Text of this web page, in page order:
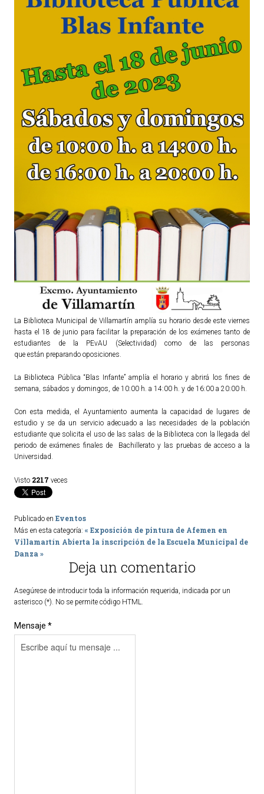
Qué ver
Fiestas
Gastronomía
Dónde dormir
Dónde comer
Entorno
HORARIOS
ACTUALIDAD
Noticias
Agenda
La Biblioteca Municipal de Villamartín amplía su horario desde este viernes
hasta el 18 de junio para facilitar la preparación de los exámenes tanto de
estudiantes de la PEvAU (Selectividad) como de las personas
que están preparando oposiciones.
La Biblioteca Pública “Blas Infante” amplía el horario y abrirá los fines de
semana, sábados y domingos, de 10:00 h. a 14:00 h. y de 16:00 a 20:00 h.
Con esta medida, el Ayuntamiento aumenta la capacidad de lugares de
estudio y se da un servicio adecuado a las necesidades de la población
estudiante que solicita el uso de las salas de la Biblioteca con la llegada del
periodo de exámenes finales de Bachillerato y las pruebas de acceso a la
Universidad.
Visto 2217 veces
Publicado en Eventos
Más en esta categoría: « Exposición de pintura de Afemen en
Villamartín Abierta la inscripción de la Escuela Municipal de
Danza »
Deja un comentario
Asegúrese de introducir toda la información requerida, indicada por un
asterisco (*). No se permite código HTML.
Mensaje *